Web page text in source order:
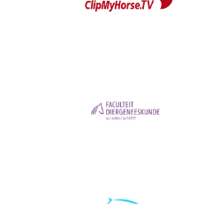
Afbeelding